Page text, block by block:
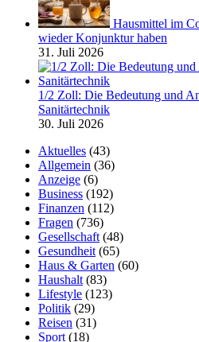
Hausmittel im
wieder Konjunktur haben
31. Juli 2026
1/2 Zoll: Die Bedeutung und
Sanitärtechnik
30. Juli 2026
Aktuelles (43)
Allgemein (36)
Anzeige (6)
Business (192)
Finanzen (112)
Fragen (736)
Gesellschaft (48)
Gesundheit (65)
Haus & Garten (60)
Haushalt (83)
Lifestyle (123)
Politik (29)
Reisen (31)
Sport (18)